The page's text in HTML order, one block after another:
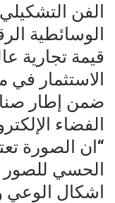
الفن
الوسائطية
قيمة تجارية
الاستثمار في
ضمن إطار
الفضاء
“ان الصورة
الحسي للصور
اشكال الوعي